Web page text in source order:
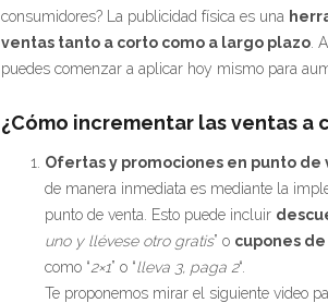
consumidores? La publicidad física es una
ventas tanto a corto como a largo plazo .
puedes comenzar a aplicar hoy mismo para
¿Cómo incrementar las ventas a
Ofertas y promociones en punto de
de manera inmediata es mediante la
punto de venta. Esto puede incluir
uno y llévese otro gratis” o cupones
como “2×1” o “lleva 3, paga 2“.
Te proponemos mirar el siguiente video